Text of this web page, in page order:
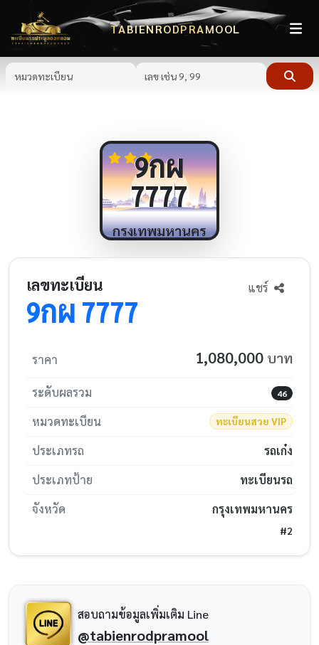
TABIENRODPRAMOOL
9กผ
7777
กรุงเทพมหานคร
เลขทะเบียน
9กผ 7777
แชร์
ราคา 1,080,000 บาท
ระดับผลรวม 46
หมวดทะเบียน ทะเบียนสวย VIP
ประเภทรถ
รถเก๋ง
ประเภทป้าย
ทะเบียนรถ
จังหวัด
กรุงเทพมหานคร
#2
สอบถามข้อมูลเพิ่มเติม Line
@tabienrodpramool